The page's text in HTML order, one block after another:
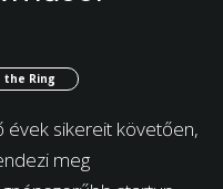
the Ring
évek sikereit követően,
meg